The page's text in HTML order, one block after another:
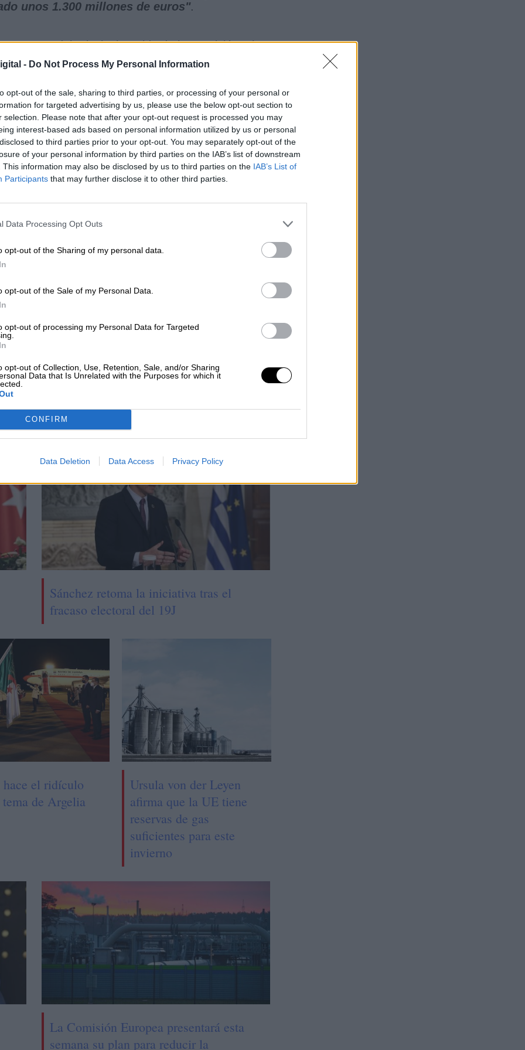
- Do Not Process My Personal Information
opt-out of the sale, sharing to third parties, or processing of your personal or
for targeted advertising by us, please use the below opt-out section to
selection. Please note that after your opt-out request is processed you may
interest-based ads based on personal information utilized by us or personal
to third parties prior to your opt-out. You may separately opt-out of the
of your personal information by third parties on the IAB’s list of downstream
This information may also be disclosed by us to third parties on the IAB’s List of
Participants that may further disclose it to other third parties.
Data Processing Opt Outs
opt-out of the Sharing of my personal data.
opt-out of the Sale of my Personal Data.
opt-out of processing my Personal Data for Targeted
opt-out of Collection, Use, Retention, Sale, and/or Sharing
Data that Is Unrelated with the Purposes for which it
CONFIRM
Data Deletion Data Access Privacy Policy
unos 1.300 millones de euros".
parte del principal partido de la oposición, al
y negociación con los socios de Gobierno.
Yolanda Díaz , acerca de que la patronal
a los sindicatos y patronales a que"esos
y firmarse"."Respeto en una sociedad
de cualquier organización", ha señalado.
garantiza que"sí lo habrá" ."Ese será el
antes de recordar la importancia de disuadir a una
subraya que con el gasto en Defensa, se refiere a
de las retribuciones de las tropas, paralizadas
o la creación de en torno a 100.000 empleos
"es una industria que afortunadamente está
territorio"
, y ha ejemplificado con zonas como
con Díaz por el incremento en el gasto de
habrá acuerdo"
número dos actúa en consonancia con el
con la línea argumental del Gobierno, me
RELACIONADAS
Sánchez retoma la iniciativa tras el
fracaso electoral del 19J
hace el ridículo
de Argelia
Ursula von der Leyen
afirma que la UE tiene
reservas de gas
suficientes para este
invierno
La Comisión Europea presentará esta
semana su plan para reducir la